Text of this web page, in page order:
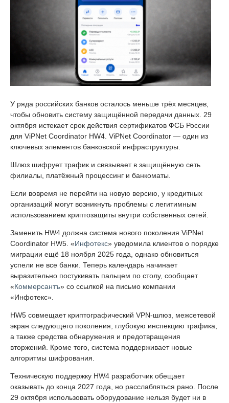
У ряда российских банков осталось меньше трёх месяцев,
чтобы обновить систему защищённой передачи данных. 29
октября истекает срок действия сертификатов ФСБ России
для ViPNet Coordinator HW4. ViPNet Coordinator — один из
ключевых элементов банковской инфраструктуры.
Шлюз шифрует трафик и связывает в защищённую сеть
филиалы, платёжный процессинг и банкоматы.
Если вовремя не перейти на новую версию, у кредитных
организаций могут возникнуть проблемы с легитимным
использованием криптозащиты внутри собственных сетей.
Заменить HW4 должна система нового поколения ViPNet
Coordinator HW5. «Инфотекс» уведомила клиентов о порядке
миграции ещё 18 ноября 2025 года, однако обновиться
успели не все банки. Теперь календарь начинает
выразительно постукивать пальцем по столу, сообщает
«Коммерсантъ» со ссылкой на письмо компании
«Инфотекс».
HW5 совмещает криптографический VPN-шлюз, межсетевой
экран следующего поколения, глубокую инспекцию трафика,
а также средства обнаружения и предотвращения
вторжений. Кроме того, система поддерживает новые
алгоритмы шифрования.
Техническую поддержку HW4 разработчик обещает
оказывать до конца 2027 года, но расслабляться рано. После
29 октября использовать оборудование нельзя будет ни в